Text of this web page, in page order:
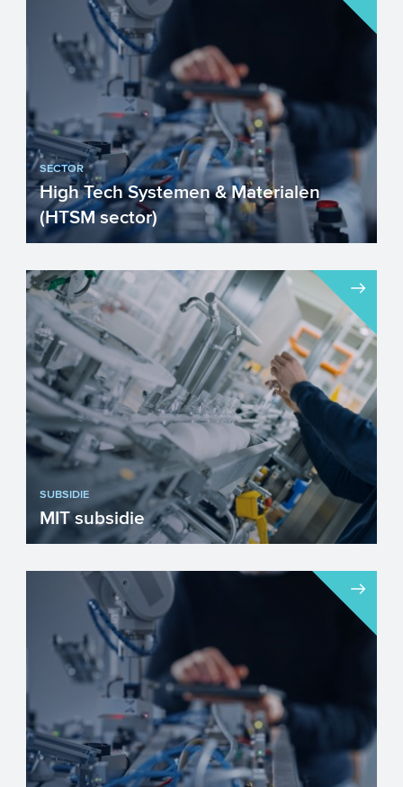
SECTOR
High Tech Systemen & Materialen
(HTSM sector)
Nederland is trots op haar
toonaangevende High Tech sector.
Nederlandse High Tech materialen,
compon...
SUBSIDIE
MIT subsidie
De MIT ondersteunt mkb'ers bij het
opzetten van innovatieve projecten. Van
kennisverwerving, extern ...